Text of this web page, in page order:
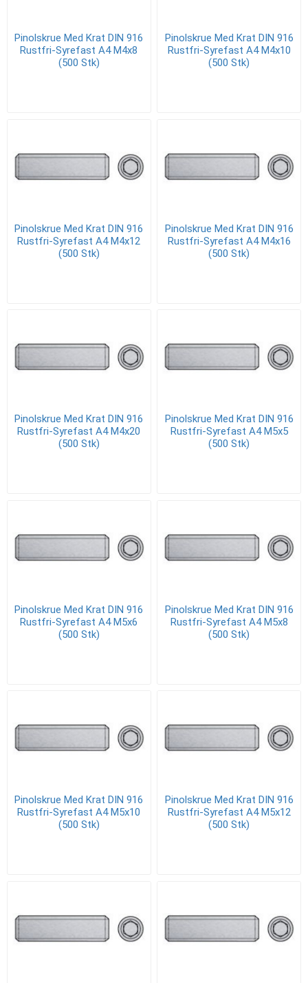
Pinolskrue Med Krat DIN 916
Rustfri-Syrefast A4 M4x8
(500 Stk)
Pinolskrue Med Krat DIN 916
Rustfri-Syrefast A4 M4x10
(500 Stk)
Pinolskrue Med Krat DIN 916
Rustfri-Syrefast A4 M4x12
(500 Stk)
Pinolskrue Med Krat DIN 916
Rustfri-Syrefast A4 M4x16
(500 Stk)
Pinolskrue Med Krat DIN 916
Rustfri-Syrefast A4 M4x20
(500 Stk)
Pinolskrue Med Krat DIN 916
Rustfri-Syrefast A4 M5x5
(500 Stk)
Pinolskrue Med Krat DIN 916
Rustfri-Syrefast A4 M5x6
(500 Stk)
Pinolskrue Med Krat DIN 916
Rustfri-Syrefast A4 M5x8
(500 Stk)
Pinolskrue Med Krat DIN 916
Rustfri-Syrefast A4 M5x10
(500 Stk)
Pinolskrue Med Krat DIN 916
Rustfri-Syrefast A4 M5x12
(500 Stk)